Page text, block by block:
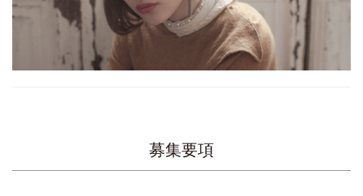
募集要項